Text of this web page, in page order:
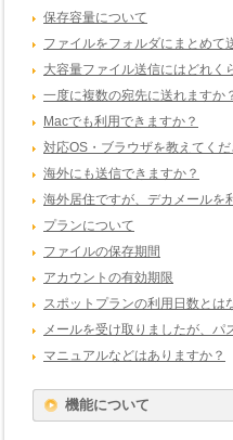
保存容量について
ファイルをフォルダにまとめて
大容量ファイル送信にはどれく
一度に複数の宛先に送れますか
Macでも利用できますか？
対応OS・ブラウザを教えてくだ
海外にも送信できますか？
海外居住ですが、デカメールを
プランについて
ファイルの保存期間
アカウントの有効期限
スポットプランの利用日数とは
メールを受け取りましたが、パ
マニュアルなどはありますか？
機能について